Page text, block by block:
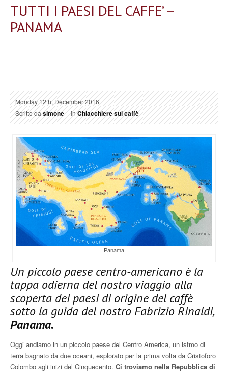
TUTTI I PAESI DEL CAFFE’ –
PANAMA
Monday 12th, December 2016
Scritto dasimone inChiacchiere sul caffè
Panama
Un piccolo paese centro-americano è la
tappa odierna del nostro viaggio alla
scoperta dei paesi di origine del caffè
sotto la guida del nostro Fabrizio Rinaldi,
Panama.
Oggi andiamo in un piccolo paese del Centro America, un istmo di
terra bagnato da due oceani, esplorato per la prima volta da Cristoforo
Colombo agli inizi del Cinquecento. Ci troviamo nella Repubblica di